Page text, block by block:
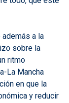
a la
sobre la
ritmo
La Mancha
en que la
y reducir